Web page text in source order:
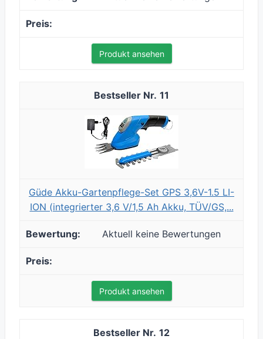
Produkt ansehen
11
Güde Akku-Gartenpflege-Set GPS 3,6V-1.5 LI-
ION (integrierter 3,6 V/1,5 Ah Akku, TÜV/GS,...
Aktuell keine Bewertungen
Produkt ansehen
12